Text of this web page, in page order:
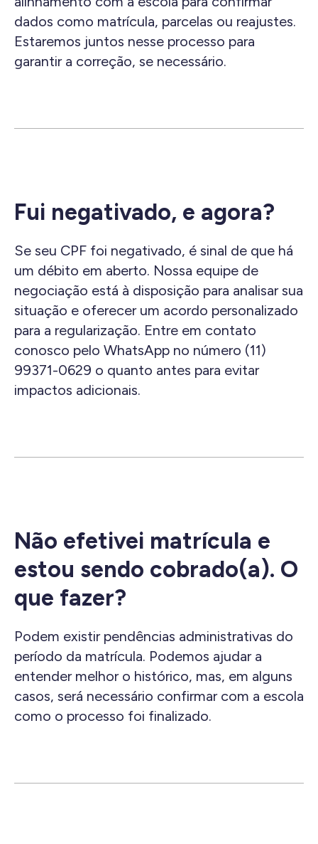
dados como matrícula, parcelas ou reajustes.
Estaremos juntos nesse processo para
garantir a correção, se necessário.
Fui negativado, e agora?
Se seu CPF foi negativado, é sinal de que há
um débito em aberto. Nossa equipe de
negociação está à disposição para analisar sua
situação e oferecer um acordo personalizado
para a regularização. Entre em contato
conosco pelo WhatsApp no número (11)
99371-0629 o quanto antes para evitar
impactos adicionais.
Não efetivei matrícula e
estou sendo cobrado(a). O
que fazer?
Podem existir pendências administrativas do
período da matrícula. Podemos ajudar a
entender melhor o histórico, mas, em alguns
casos, será necessário confirmar com a escola
como o processo foi finalizado.